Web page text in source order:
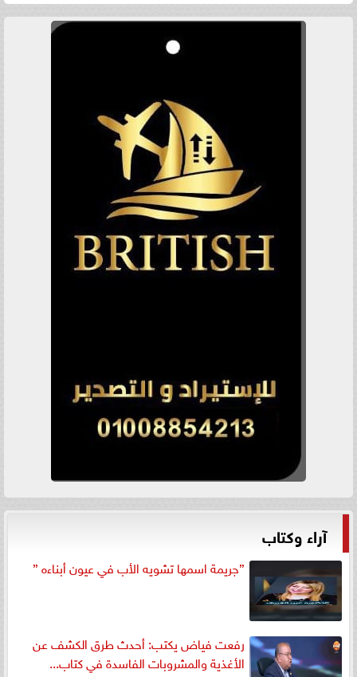
آراء وكتاب
”جريمة اسمها تشويه الأب في عيون أبناءه ”
رفعت فياض يكتب: أحدث طرق الكشف عن
الأغذية والمشروبات الفاسدة في كتاب...